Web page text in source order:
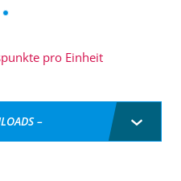
pro Einheit
–